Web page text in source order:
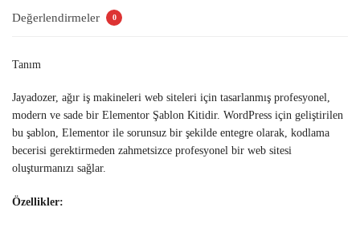
Değerlendirmeler 0
Tanım
Jayadozer, ağır iş makineleri web siteleri için tasarlanmış profesyonel,
modern ve sade bir Elementor Şablon Kitidir. WordPress için geliştirilen
bu şablon, Elementor ile sorunsuz bir şekilde entegre olarak, kodlama
becerisi gerektirmeden zahmetsizce profesyonel bir web sitesi
oluşturmanızı sağlar.
Özellikler: